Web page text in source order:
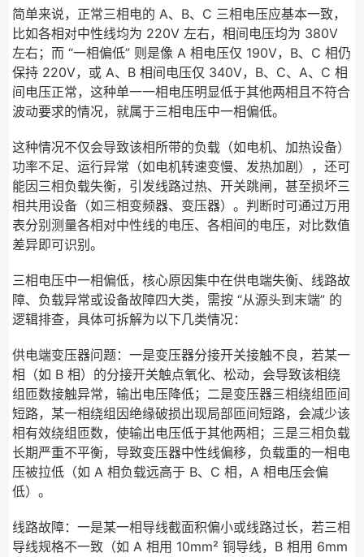
简单来说，正常三相电的 A、B、C 三相电压应基本一致，
比如各相对中性线均为 220V 左右，相间电压均为 380V
左右；而 “一相偏低” 则是像 A 相电压仅 190V，B、C 相仍
保持 220V，或 A、B 相间电压仅 340V，B、C、A、C 相
间电压正常，这种单一一相电压明显低于其他两相且不符合
波动要求的情况，就属于三相电压中一相偏低。
这种情况不仅会导致该相所带的负载（如电机、加热设备）
功率不足、运行异常（如电机转速变慢、发热加剧），还可
能因三相负载失衡，引发线路过热、开关跳闸，甚至损坏三
相共用设备（如三相变频器、变压器）。判断时可通过万用
表分别测量各相对中性线的电压、各相间的电压，对比数值
差异即可识别。
三相电压中一相偏低，核心原因集中在供电端失衡、线路故
障、负载异常或设备故障四大类，需按 “从源头到末端” 的
逻辑排查，具体可拆解为以下几类情况：
供电端变压器问题：一是变压器分接开关接触不良，若某一
相（如 B 相）的分接开关触点氧化、松动，会导致该相绕
组匝数接触异常，输出电压降低；二是变压器三相绕组匝间
短路，某一相绕组因绝缘破损出现局部匝间短路，会减少该
相有效绕组匝数，使输出电压低于其他两相；三是三相负载
长期严重不平衡，导致变压器中性线偏移，负载重的一相电
压被拉低（如 A 相负载远高于 B、C 相，A 相电压会偏
低）。
线路故障：一是某一相导线截面积偏小或线路过长，若三相
导线规格不一致（如 A 相用 10mm² 铜导线，B 相用 6mm